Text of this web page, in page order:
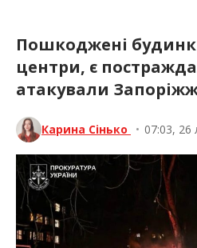
Пошкоджені
центри, є
атакували
Карина Сінько • 07:03, 26